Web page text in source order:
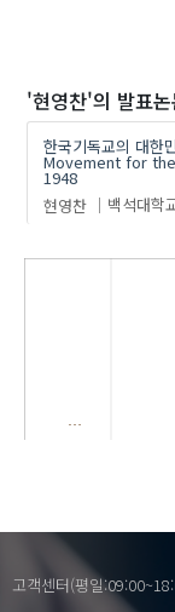
'현영찬'의 발표
한국기독교의 대
Movement for
1948
현영찬
백석대학
…
고객센터(평일